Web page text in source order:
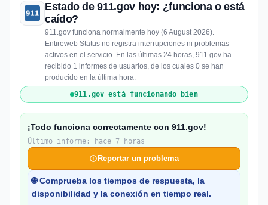
Estado de 911.gov hoy: ¿funciona o está
caído?
911.gov funciona normalmente hoy (6 August 2026).
Entireweb Status no registra interrupciones ni problemas
activos en el servicio. En las últimas 24 horas, 911.gov ha
recibido 1 informes de usuarios, de los cuales 0 se han
producido en la última hora.
911.gov está funcionando bien
¡Todo funciona correctamente con 911.gov!
Último informe: hace 7 horas
Reportar un problema
🌐 Comprueba los tiempos de respuesta, la
disponibilidad y la conexión en tiempo real.